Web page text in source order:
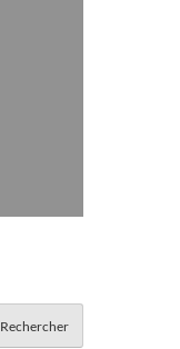
Rechercher